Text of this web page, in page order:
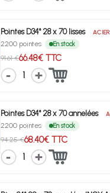
Pointes D34° 28 x 70 lisses ACIER
2200 pointes En stock
91.61 €66.48€ TTC
1
Pointes D34° 28 x 70 annelées
2200 pointes En stock
94.25 €68.40€ TTC
1